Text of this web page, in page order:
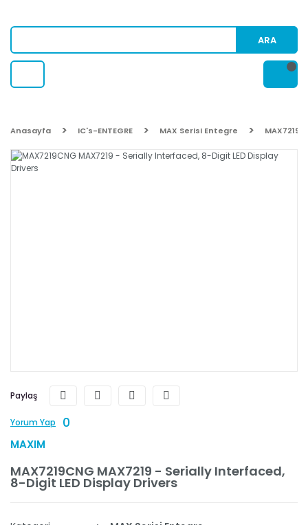
ARA
Anasayfa IC's-ENTEGRE MAX Serisi Entegre
Paylaş
Yorum Yap 0
MAXIM
MAX7219CNG MAX7219 - Serially Interfaced,
8-Digit LED Display Drivers